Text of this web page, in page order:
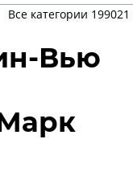
Все категории 199021
Вью